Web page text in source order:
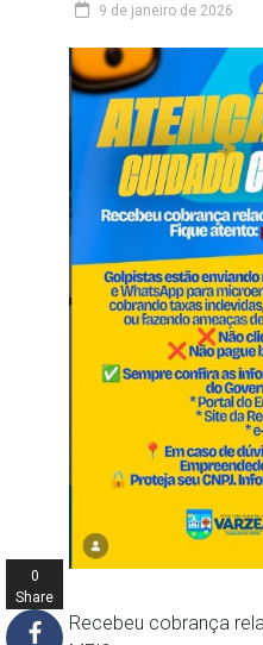
9 de janeiro de 2026
Recebeu cobrança
0
Share
s